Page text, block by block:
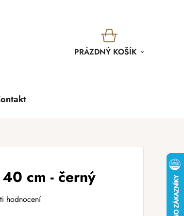
KOŠÍK
PRÁZDNÝ KOŠÍK
cm - černý
hodnocení